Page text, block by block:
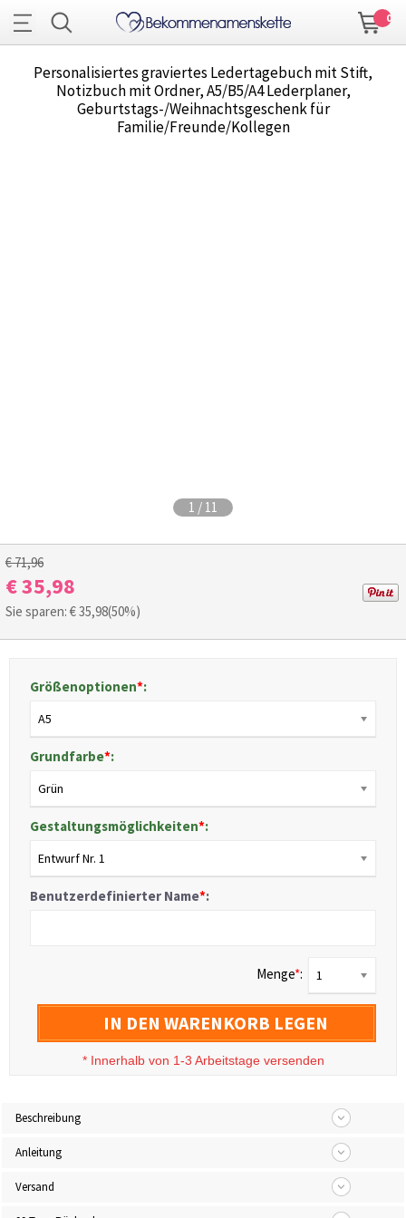
0
Personalisiertes graviertes Ledertagebuch mit Stift,
Notizbuch mit Ordner, A5/B5/A4 Lederplaner,
Geburtstags-/Weihnachtsgeschenk für
Familie/Freunde/Kollegen
1 / 11
€ 71,96
€ 35,98
Sie sparen: €35,98(50%)
Größenoptionen*:
A5
Grundfarbe*:
Grün
Gestaltungsmöglichkeiten*:
Entwurf Nr. 1
Benutzerdefinierter Name*:
Menge*: 1
IN DEN WARENKORB LEGEN
* Innerhalb von 1-3 Arbeitstage versenden
Beschreibung
Anleitung
Versand